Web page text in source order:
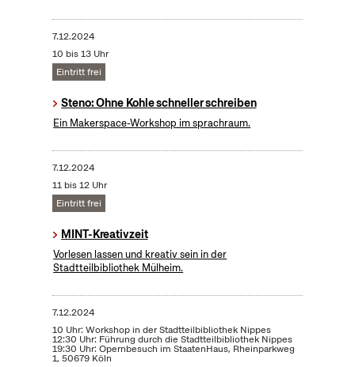
7.12.2024
10 bis 13 Uhr
Eintritt frei
Steno: Ohne Kohle schneller schreiben
Ein Makerspace-Workshop im sprachraum.
7.12.2024
11 bis 12 Uhr
Eintritt frei
MINT-Kreativzeit
Vorlesen lassen und kreativ sein in der
Stadtteilbibliothek Mülheim.
7.12.2024
10 Uhr: Workshop in der Stadtteilbibliothek Nippes
12:30 Uhr: Führung durch die Stadtteilbibliothek Nippes
19:30 Uhr: Opernbesuch im StaatenHaus, Rheinparkweg
1, 50679 Köln